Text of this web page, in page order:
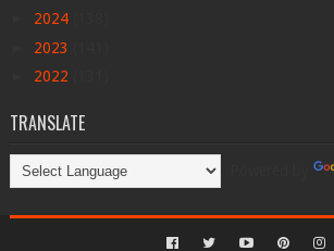
2024
2023
2022
TRANSLATE